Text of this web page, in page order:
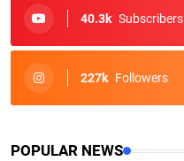
40.3k Subscribers
227k Followers
POPULAR NEWS